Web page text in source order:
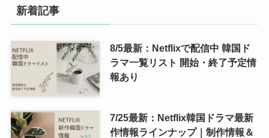
新着記事
8/5最新：Netflixで配信中 韓国ド
ラマ一覧リスト 開始・終了予定情
報あり
7/25最新：Netflix韓国ドラマ最新
作情報ラインナップ｜制作情報＆